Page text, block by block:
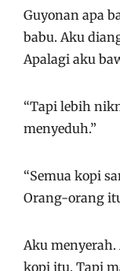
Guyonan apa
babu. Aku
Apalagi aku
“Tapi lebih
menyeduh.”
“Semua kopi
Orang-orang
Aku
kopi itu. Tapi